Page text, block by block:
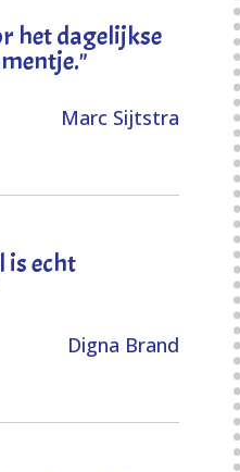
het dagelijkse
Marc Sijtstra
is echt
Digna Brand